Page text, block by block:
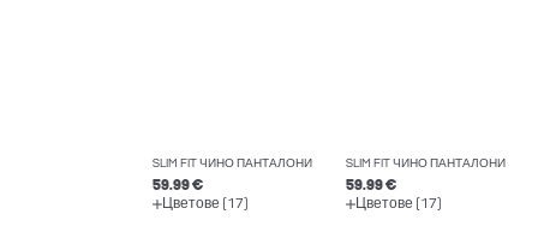
SLIM FIT ЧИНО ПАНТАЛОНИ
59.99 €
Цветове (17)
SLIM FIT ЧИНО ПАНТАЛОНИ
59.99 €
Цветове (17)